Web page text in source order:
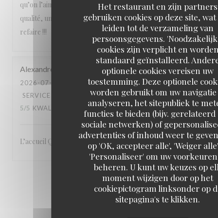
Het restaurant en zijn partners
gebruiken cookies op deze site,
leiden tot de verzameling van
persoonsgegevens.
cookies zijn verplicht en
standaard geïnstalleerd.
optionele cookies vereisen uw
toestemming. Deze optionele
worden gebruikt om uw
analyseren, het sitepubliek te
functies te bieden (bijv. gerelateerd
sociale netwerken) of
advertenties of inhoud weer te
op 'OK, accepteer alle', 'Weiger
'Personaliseer' om uw
beheren. U kunt uw keuzes op
moment wijzigen door op het
cookiepictogram linksonder op
sitepagina's te klikken.
qu’on l’aime avec des produits de saison, un service de
qualité, une équipe attentionnée, un cadre magnifique. A
refaire !!!
Alexandre
2026-07-23
- 19:00 - GASTEN 3
SERVICE
ATMOSFEER: 5 /5 KEUKEN :
5/5 KWALITEIT / PRIJS: 5/5
L’accueil Qualité du service Le site: en bord de Seine
2 3